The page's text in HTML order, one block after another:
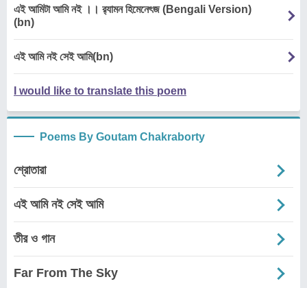
এই আমিটা আমি নই ।। র‌্যামন হিমেনেৎজ (Bengali Version)
(bn)
এই আমি নই সেই আমি(bn)
I would like to translate this poem
Poems By Goutam Chakraborty
শ্রোতারা
এই আমি নই সেই আমি
তীর ও গান
Far From The Sky